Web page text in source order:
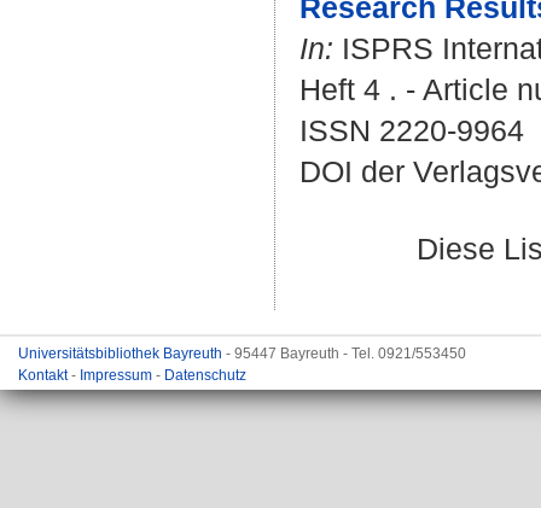
Research
In: ISPRS
Heft 4 . - Article
ISSN 2220-9964
DOI der
Diese
Universitätsbibliothek Bayreuth - 95447 Bayreuth - Tel. 0921/553450
Kontakt- Impressum - Datenschutz